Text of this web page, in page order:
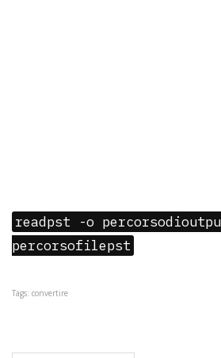
readpst -o
percorsofilepst
Tags: convertire